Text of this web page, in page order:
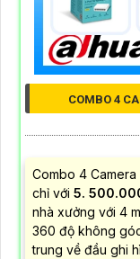
COMBO 4
Combo 4
chỉ với 5.
nhà xưởng với 4
360 độ không
trung về đầu ghi